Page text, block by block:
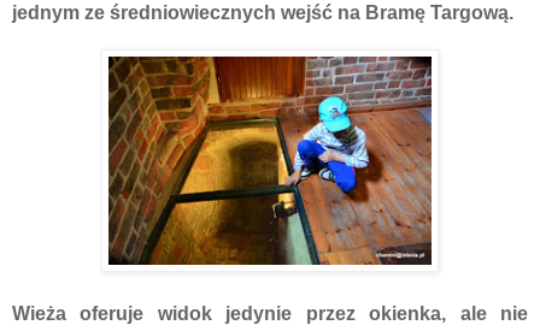
jednym ze średniowiecznych wejść na Bramę Targową.
Wieża oferuje widok jedynie przez okienka, ale nie